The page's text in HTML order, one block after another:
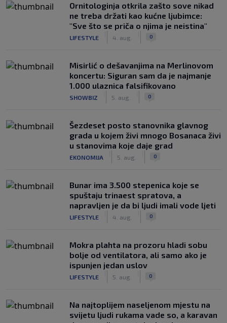
Ornitologinja otkrila zašto sove nikad
ne treba držati kao kućne ljubimce:
"Sve što se priča o njima je neistina"
LIFESTYLE 4. aug. 0
Misirlić o dešavanjima na Merlinovom
koncertu: Siguran sam da je najmanje
1.000 ulaznica falsifikovano
SHOWBIZ 5. aug. 0
Šezdeset posto stanovnika glavnog
grada u kojem živi mnogo Bosanaca živi
u stanovima koje daje grad
EKONOMIJA 5. aug. 0
Bunar imа 3.500 stepenica koje se
spuštaju trinaest spratova, a
napravljen je da bi ljudi imali vode ljeti
LIFESTYLE 4. aug. 0
Mokra plahta na prozoru hladi sobu
bolje od ventilatora, ali samo ako je
ispunjen jedan uslov
LIFESTYLE 5. aug. 0
Na najtoplijem naseljenom mjestu na
svijetu ljudi rukama vade so, a karavan